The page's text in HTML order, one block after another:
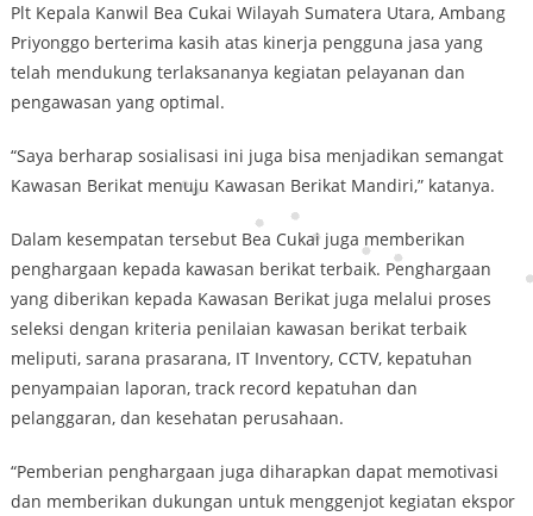
Plt Kepala Kanwil Bea Cukai Wilayah Sumatera Utara, Ambang
Priyonggo berterima kasih atas kinerja pengguna jasa yang
telah mendukung terlaksananya kegiatan pelayanan dan
pengawasan yang optimal.
“Saya berharap sosialisasi ini juga bisa menjadikan semangat
Kawasan Berikat menuju Kawasan Berikat Mandiri,” katanya.
Dalam kesempatan tersebut Bea Cukai juga memberikan
penghargaan kepada kawasan berikat terbaik. Penghargaan
yang diberikan kepada Kawasan Berikat juga melalui proses
seleksi dengan kriteria penilaian kawasan berikat terbaik
meliputi, sarana prasarana, IT Inventory, CCTV, kepatuhan
penyampaian laporan, track record kepatuhan dan
pelanggaran, dan kesehatan perusahaan.
“Pemberian penghargaan juga diharapkan dapat memotivasi
dan memberikan dukungan untuk menggenjot kegiatan ekspor